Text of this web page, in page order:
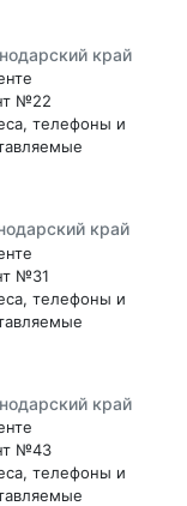
край
№22
телефоны и
край
№31
телефоны и
край
№43
телефоны и